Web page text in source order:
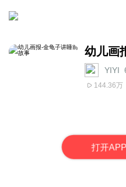
幼儿画
144.36万
打开AP